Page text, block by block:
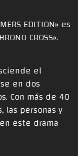
EDITION» es
CROSS».
el
en dos
Con más de 40
personas y
este drama